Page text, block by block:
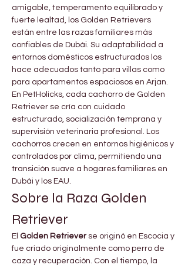
amigable, temperamento equilibrado y
fuerte lealtad, los Golden Retrievers
están entre las razas familiares más
confiables de Dubái. Su adaptabilidad a
entornos domésticos estructurados los
hace adecuados tanto para villas como
para apartamentos espaciosos en Arjan.
En PetHolicks, cada cachorro de Golden
Retriever se cría con cuidado
estructurado, socialización temprana y
supervisión veterinaria profesional. Los
cachorros crecen en entornos higiénicos y
controlados por clima, permitiendo una
transición suave a hogares familiares en
Dubái y los EAU.
Sobre la Raza Golden
Retriever
El Golden Retriever se originó en Escocia y
fue criado originalmente como perro de
caza y recuperación. Con el tiempo, la